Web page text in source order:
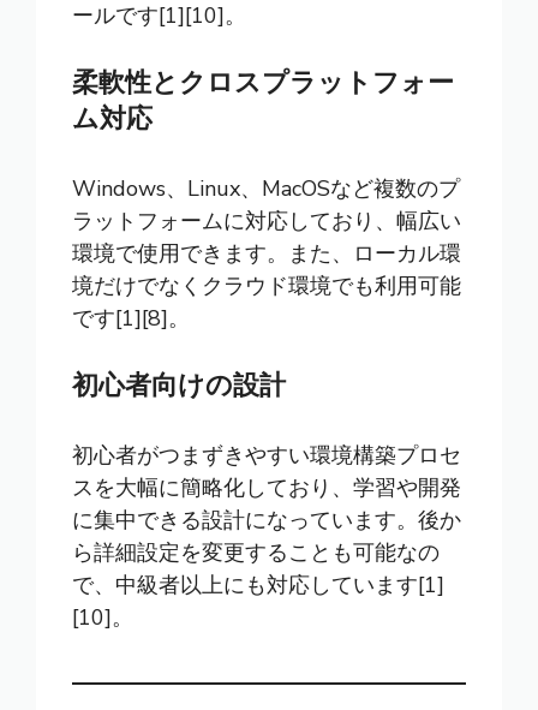
ールです[1][10]。
柔軟性とクロスプラットフォー
ム対応
Windows、Linux、MacOSなど複数のプ
ラットフォームに対応しており、幅広い
環境で使用できます。また、ローカル環
境だけでなくクラウド環境でも利用可能
です[1][8]。
初心者向けの設計
初心者がつまずきやすい環境構築プロセ
スを大幅に簡略化しており、学習や開発
に集中できる設計になっています。後か
ら詳細設定を変更することも可能なの
で、中級者以上にも対応しています[1]
[10]。